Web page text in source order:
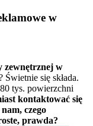
w
zewnętrznej w
się składa.
tys. powierzchni
kontaktować się
czego
prawda?